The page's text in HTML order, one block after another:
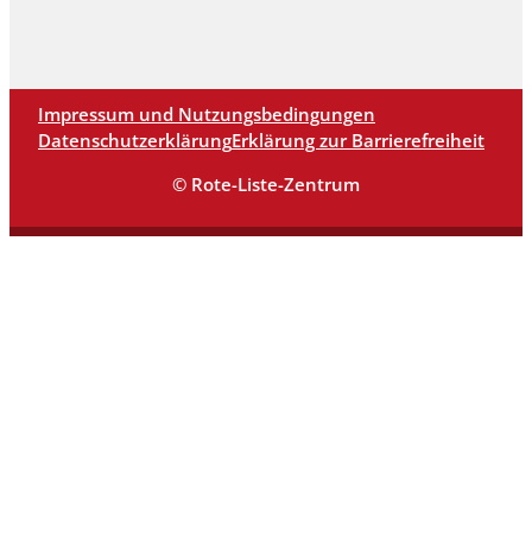
Impressum und Nutzungsbedingungen
DatenschutzerklärungErklärung zur Barrierefreiheit
© Rote-Liste-Zentrum